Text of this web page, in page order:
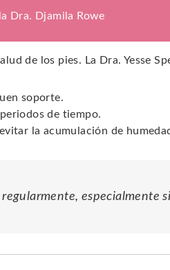
Dra. Djamila Rowe
de los pies. La Dra. Yesse
soporte.
de tiempo.
la acumulación de
especialmente